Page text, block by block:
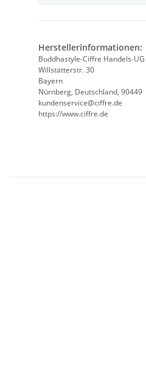
Herstellerinformationen:
Buddhastyle-Ciffre Handels-
Willstätterstr. 30
Bayern
Nürnberg, Deutschland, 90449
kundenservice@ciffre.de
https://www.ciffre.de